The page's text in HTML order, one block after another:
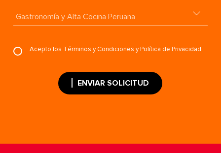
Acepto los Términos y Condiciones y Política de Privacidad
ENVIAR SOLICITUD